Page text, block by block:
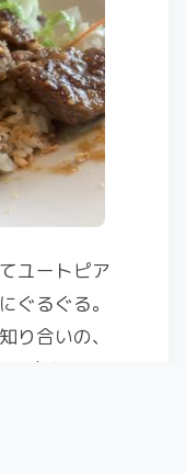
ユートピア
ぐるぐる。
り合いの、
8人ちょいの